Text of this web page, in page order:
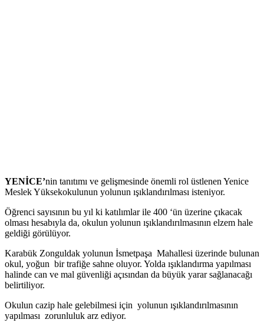
YENİCE’nin tanıtımı ve gelişmesinde önemli rol üstlenen Yenice
Meslek Yüksekokulunun yolunun ışıklandırılması isteniyor.
Öğrenci sayısının bu yıl ki katılımlar ile 400 ‘ün üzerine çıkacak
olması hesabıyla da, okulun yolunun ışıklandırılmasının elzem hale
geldiği görülüyor.
Karabük Zonguldak yolunun İsmetpaşa Mahallesi üzerinde bulunan
okul, yoğun bir trafiğe sahne oluyor. Yolda ışıklandırma yapılması
halinde can ve mal güvenliği açısından da büyük yarar sağlanacağı
belirtiliyor.
Okulun cazip hale gelebilmesi için yolunun ışıklandırılmasının
yapılması zorunluluk arz ediyor.